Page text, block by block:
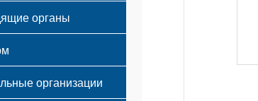
органы
организации